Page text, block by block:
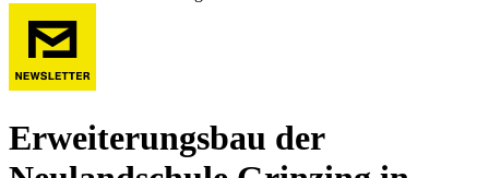
Erweiterungsbau der